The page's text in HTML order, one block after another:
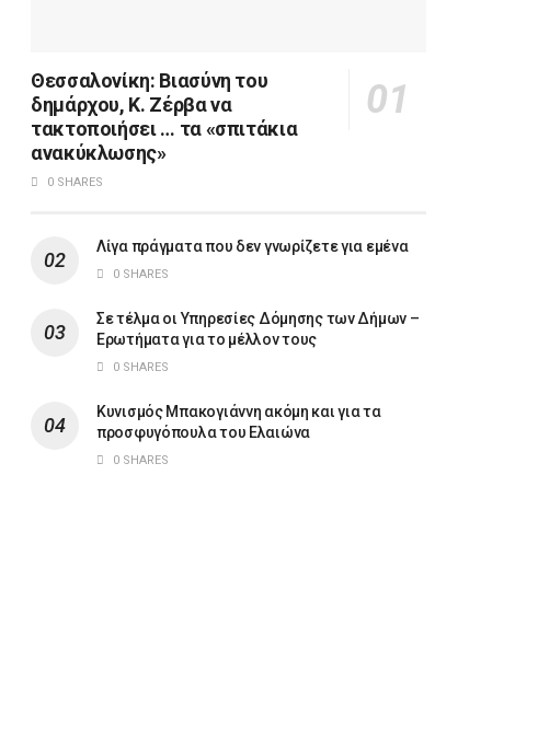
Θεσσαλονίκη: Βιασύνη του
δημάρχου, Κ. Ζέρβα να
τακτοποιήσει … τα «σπιτάκια
ανακύκλωσης»
0 SHARES
Λίγα πράγματα που δεν γνωρίζετε για εμένα
0 SHARES
Σε τέλμα οι Υπηρεσίες Δόμησης των Δήμων –
Ερωτήματα για το μέλλον τους
0 SHARES
Κυνισμός Μπακογιάννη ακόμη και για τα
προσφυγόπουλα του Ελαιώνα
0 SHARES